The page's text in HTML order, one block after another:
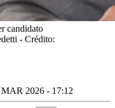
candidato
- Crédito:
MAR 2026 - 17:12